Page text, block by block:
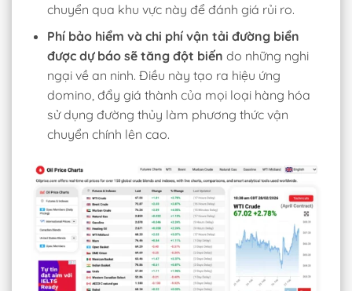
chuyển qua khu vực này để đánh giá rủi ro.
Phí bảo hiểm và chi phí vận tải đường biển
được dự báo sẽ tăng đột biến do những nghi
ngại về an ninh. Điều này tạo ra hiệu ứng
domino, đẩy giá thành của mọi loại hàng hóa
sử dụng đường thủy làm phương thức vận
chuyển chính lên cao.